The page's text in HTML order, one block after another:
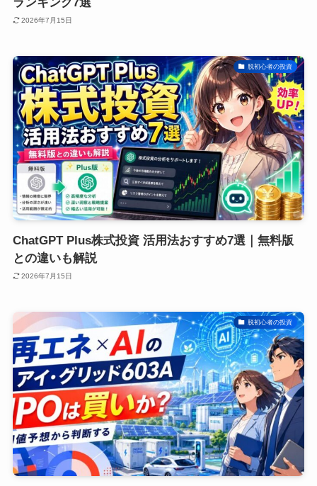
2026年7月15日
脱初心者の投資
ChatGPT Plus株式投資 活用法おすすめ7選｜無料版
との違いも解説
2026年7月15日
脱初心者の投資